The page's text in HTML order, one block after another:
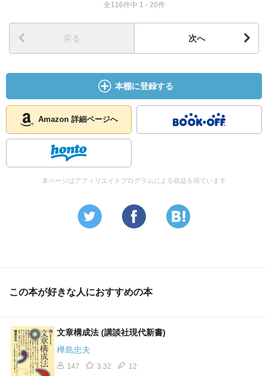
全116件中 1 - 20件
戻る 次へ
本棚に登録する
Amazon 詳細ページへ
本ページはアフィリエイトプログラムによる収益を得ています
この本が好きな人におすすめの本
文章構成法 (講談社現代新書)
樺島忠夫
147 3.32 12